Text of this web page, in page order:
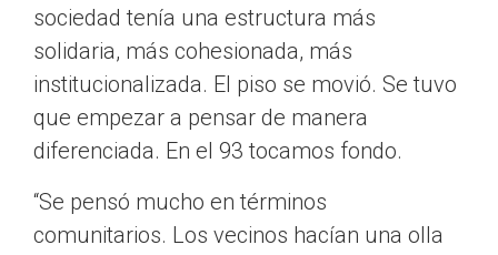
sociedad tenía una estructura más
solidaria, más cohesionada, más
institucionalizada. El piso se movió. Se tuvo
que empezar a pensar de manera
diferenciada. En el 93 tocamos fondo.
“Se pensó mucho en términos
comunitarios. Los vecinos hacían una olla